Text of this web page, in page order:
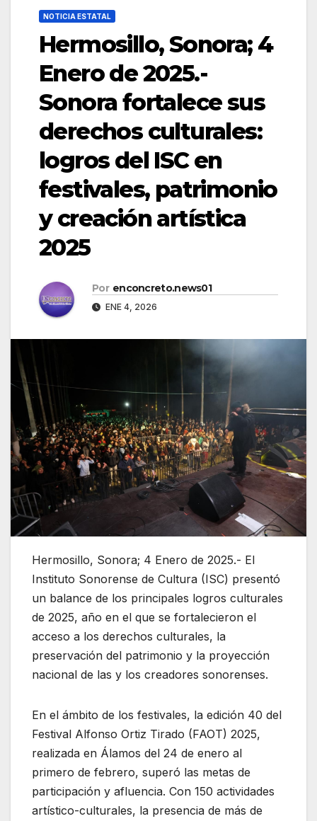
NOTICIA ESTATAL
Hermosillo, Sonora; 4
Enero de 2025.-
Sonora fortalece sus
derechos culturales:
logros del ISC en
festivales, patrimonio
y creación artística
2025
Por enconcreto.news01
ENE 4, 2026
Hermosillo, Sonora; 4 Enero de 2025.- El
Instituto Sonorense de Cultura (ISC) presentó
un balance de los principales logros culturales
de 2025, año en el que se fortalecieron el
acceso a los derechos culturales, la
preservación del patrimonio y la proyección
nacional de las y los creadores sonorenses.
En el ámbito de los festivales, la edición 40 del
Festival Alfonso Ortiz Tirado (FAOT) 2025,
realizada en Álamos del 24 de enero al
primero de febrero, superó las metas de
participación y afluencia. Con 150 actividades
artístico-culturales, la presencia de más de